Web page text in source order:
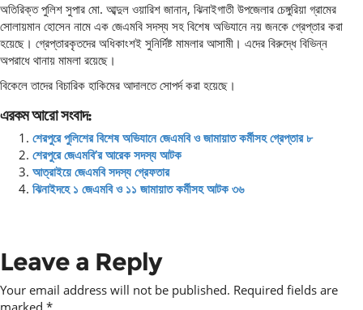
অতিরিক্ত পুলিশ সুপার মো. আব্দুল ওয়ারিশ জানান, ঝিনাইগাতী উপজেলার চেঙ্গুরিয়া গ্রামের
সোলায়মান হোসেন নামে এক জেএমবি সদস্য সহ বিশেষ অভিযানে নয় জনকে গ্রেপ্তার করা
হয়েছে। গ্রেপ্তারকৃতদের অধিকাংশই সুনির্দিষ্ট মামলার আসামী। এদের বিরুদ্ধে বিভিন্ন
অপরাধে থানায় মামলা রয়েছে।
বিকেলে তাদের বিচারিক হাকিমের আদালতে সোপর্দ করা হয়েছে।
এরকম আরো সংবাদ:
শেরপুরে পুলিশের বিশেষ অভিযানে জেএমবি ও জামায়াত কর্মীসহ গ্রেপ্তার ৮
শেরপুরে জেএমবি’র আরেক সদস্য আটক
আত্রাইয়ে জেএমবি সদস্য গ্রেফতার
ঝিনাইদহে ১ জেএমবি ও ১১ জামায়াত কর্মীসহ আটক ৩৬
Leave a Reply
Your email address will not be published. Required fields are
marked *